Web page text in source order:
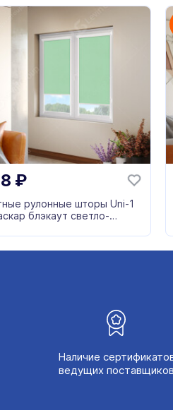
₽
рулонные шторы Uni-1
блэкаут светло-
Наличие
ведущих поставщиков